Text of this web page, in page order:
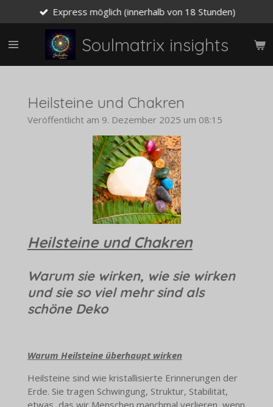
Hauptinhalt
springen
Soulmatrix insights
Express möglich (innerhalb von 18 Stunden)
Heilsteine und Chakren
Veröffentlicht am 9. Dezember 2025 um 08:15
Heilsteine und Chakren
Warum sie wirken, wie sie wirken
und sie so viel mehr sind als
schöne Deko
Warum Heilsteine überhaupt wirken
Heilsteine sind wie kristallisierte Erinnerungen der
Erde. Sie tragen Schwingung, Struktur, Stabilität,